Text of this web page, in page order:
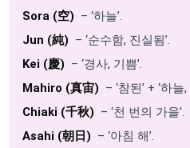
Sora (空) – ‘하늘’.
Jun (純) – ‘순수함, 진실됨’.
Kei (慶) – ‘경사, 기쁨’.
Mahiro (真宙) – ‘참된’ + ‘하늘,
Chiaki (千秋) – ‘천 번의 가을’.
Asahi (朝日) – ‘아침 해’.